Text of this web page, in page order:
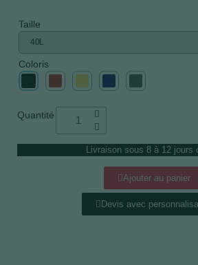
Taille
Coloris
Quantité
Livraison sous 8 à 12 jours
Ajouter au panier
Devis avec